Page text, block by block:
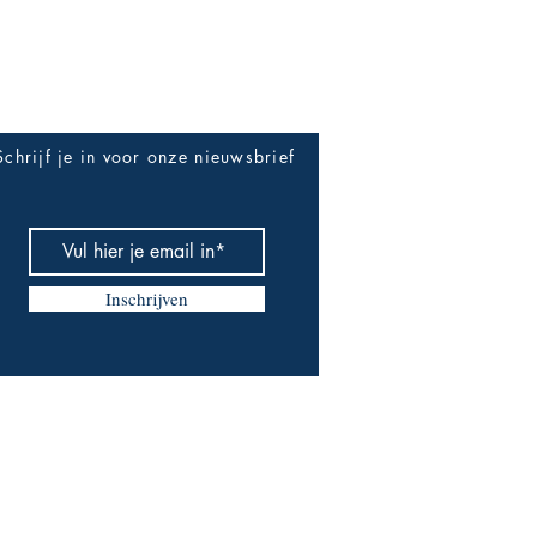
je in voor onze nieuwsbrief
Inschrijven